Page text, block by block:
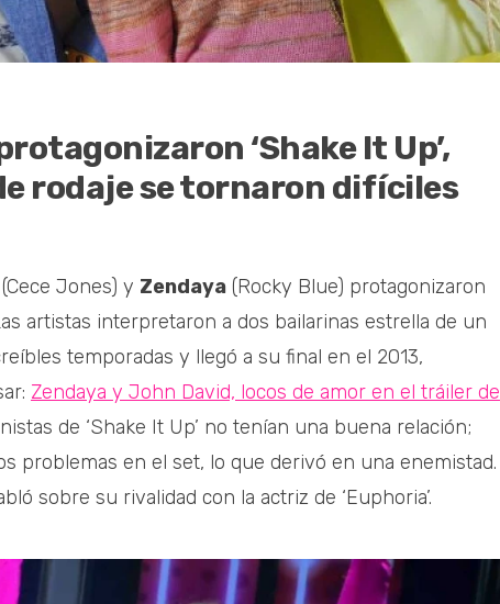
‘Shake It Up’,
rodaje se tornaron difíciles
(Cece Jones) y Zendaya (Rocky Blue) protagonizaron
artistas interpretaron a dos bailarinas estrella de un
temporadas y llegó a su final en el 2013,
Zendaya y John David, locos de amor en el tráiler de
de ‘Shake It Up’ no tenían una buena relación;
problemas en el set, lo que derivó en una enemistad.
sobre su rivalidad con la actriz de ‘Euphoria’.